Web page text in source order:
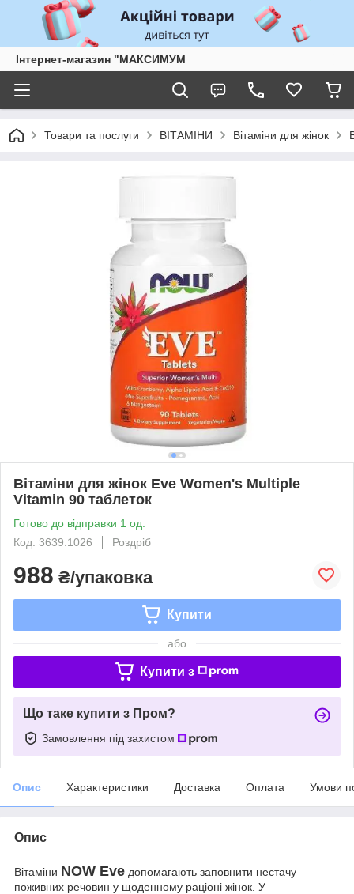
Інтернет-магазин "МАКСИМУМ
Товари та послуги ВІТАМІНИ Вітаміни для жінок
Вітаміни для жінок Eve Women's Multiple
Vitamin 90 таблеток
Готово до відправки 1 од.
Код: 3639.1026
Роздріб
988 ₴/упаковка
Купити
або
Купити з
Що таке купити з Пром?
Замовлення під захистом
Опис Характеристики Доставка Оплата Умови
Опис
Вітаміни NOW Eve допомагають заповнити нестачу
поживних речовин у щоденному раціоні жінок. У